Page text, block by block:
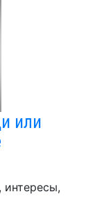
или
интересы,